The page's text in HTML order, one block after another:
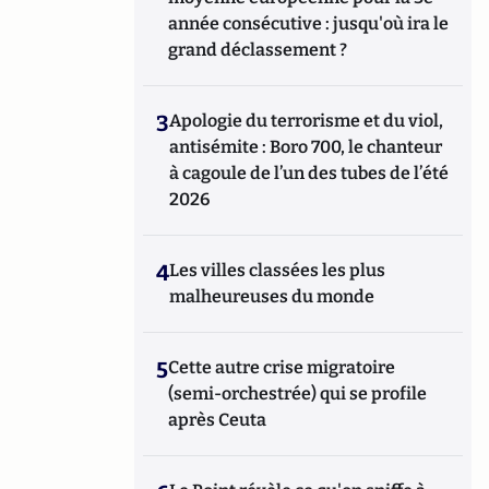
année consécutive : jusqu'où ira le
grand déclassement ?
3Apologie du terrorisme et du viol,
antisémite : Boro 700, le chanteur
à cagoule de l’un des tubes de l’été
2026
4Les villes classées les plus
malheureuses du monde
5Cette autre crise migratoire
(semi-orchestrée) qui se profile
après Ceuta